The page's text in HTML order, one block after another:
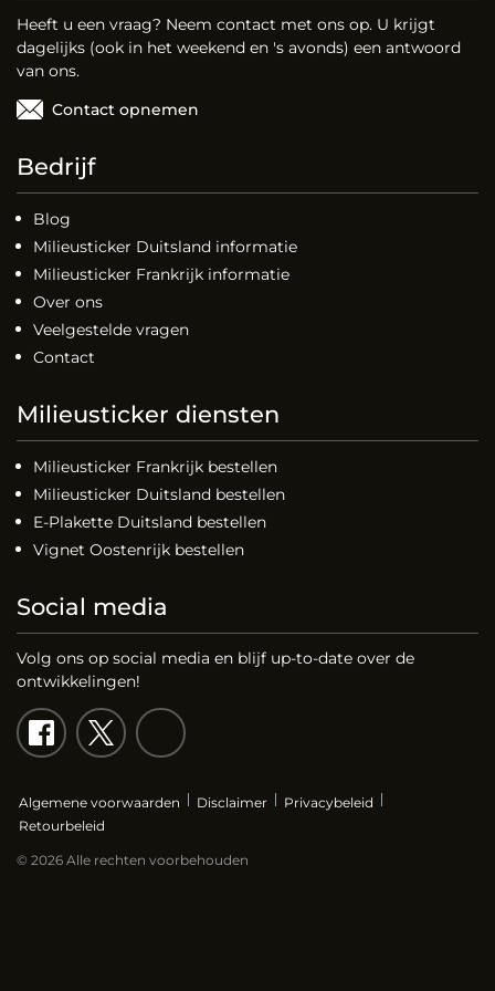
Heeft u een vraag? Neem contact met ons op. U krijgt
dagelijks (ook in het weekend en 's avonds) een antwoord
van ons.
Contact opnemen
Bedrijf
Blog
Milieusticker Duitsland informatie
Milieusticker Frankrijk informatie
Over ons
Veelgestelde vragen
Contact
Milieusticker diensten
Milieusticker Frankrijk bestellen
Milieusticker Duitsland bestellen
E-Plakette Duitsland bestellen
Vignet Oostenrijk bestellen
Social media
Volg ons op social media en blijf up-to-date over de
ontwikkelingen!
Algemene voorwaarden Disclaimer
Privacybeleid
Retourbeleid
© 2026 Alle rechten voorbehouden